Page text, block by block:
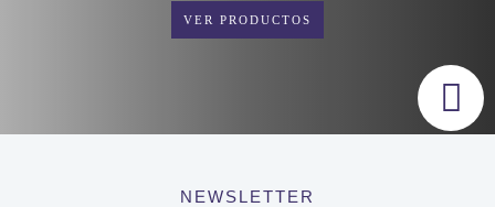
VER PRODUCTOS
NEWSLETTER